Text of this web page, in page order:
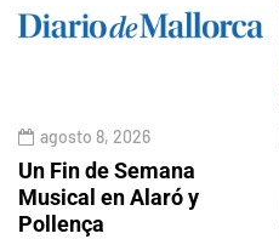
agosto 8, 2026
Un Fin de Semana
Musical en Alaró y
Pollença